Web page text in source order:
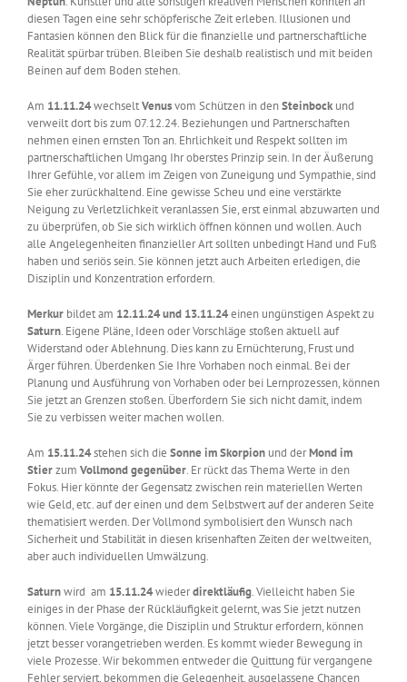
diesen Tagen eine sehr schöpferische Zeit erleben. Illusionen und
Fantasien können den Blick für die finanzielle und partnerschaftliche
Realität spürbar trüben. Bleiben Sie deshalb realistisch und mit beiden
Beinen auf dem Boden stehen.
Am 11.11.24wechseltVenusvom Schützen in denSteinbock und
verweilt dort bis zum 07.12.24. Beziehungen und Partnerschaften
nehmen einen ernsten Ton an. Ehrlichkeit und Respekt sollten im
partnerschaftlichen Umgang Ihr oberstes Prinzip sein. In der Äußerung
Ihrer Gefühle, vor allem im Zeigen von Zuneigung und Sympathie, sind
Sie eher zurückhaltend. Eine gewisse Scheu und eine verstärkte
Neigung zu Verletzlichkeit veranlassen Sie, erst einmal abzuwarten und
zu überprüfen, ob Sie sich wirklich öffnen können und wollen. Auch
alle Angelegenheiten finanzieller Art sollten unbedingt Hand und Fuß
haben und seriös sein. Sie können jetzt auch Arbeiten erledigen, die
Disziplin und Konzentration erfordern.
Merkur bildet am 12.11.24 und 13.11.24einen ungünstigen Aspekt zu
Saturn. Eigene Pläne, Ideen oder Vorschläge stoßen aktuell auf
Widerstand oder Ablehnung. Dies kann zu Ernüchterung, Frust und
Ärger führen. Überdenken Sie Ihre Vorhaben noch einmal. Bei der
Planung und Ausführung von Vorhaben oder bei Lernprozessen, können
Sie jetzt an Grenzen stoßen. Überfordern Sie sich nicht damit, indem
Sie zu verbissen weiter machen wollen.
Am 15.11.24stehen sich die Sonne im Skorpion und derMond im
Stierzum Vollmondgegenüber. Er rückt das Thema Werte in den
Fokus. Hier könnte der Gegensatz zwischen rein materiellen Werten
wie Geld, etc. auf der einen und dem Selbstwert auf der anderen Seite
thematisiert werden. Der Vollmond symbolisiert den Wunsch nach
Sicherheit und Stabilität in diesen krisenhaften Zeiten der weltweiten,
aber auch individuellen Umwälzung.
Saturnwird am 15.11.24wiederdirektläufig. Vielleicht haben Sie
einiges in der Phase der Rückläufigkeit gelernt, was Sie jetzt nutzen
können. Viele Vorgänge, die Disziplin und Struktur erfordern, können
jetzt besser vorangetrieben werden. Es kommt wieder Bewegung in
viele Prozesse. Wir bekommen entweder die Quittung für vergangene
Fehler serviert, bekommen die Gelegenheit, ausgelassene Chancen